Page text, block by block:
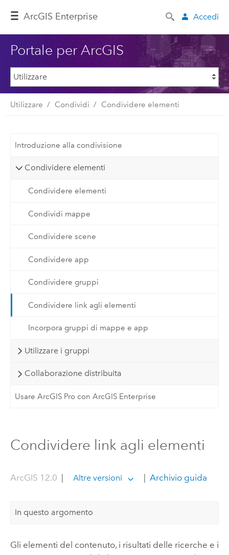
ArcGIS Enterprise Accedi
Portale per ArcGIS
Utilizzare Condividi Condividere elementi
Introduzione alla condivisione
Condividere elementi
Condividere elementi
Condividi mappe
Condividere scene
Condividere app
Condividere gruppi
Condividere link agli elementi
Incorpora gruppi di mappe e app
Utilizzare i gruppi
Collaborazione distribuita
Usare ArcGIS Pro con ArcGIS Enterprise
Condividere link agli elementi
ArcGIS 12.0 Altre versioni Archivio guida
In questo argomento
Gli elementi del contenuto, i risultati delle ricerche e i